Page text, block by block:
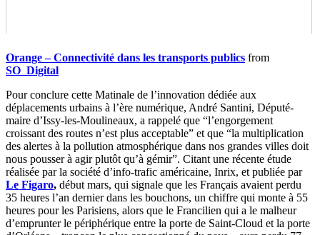
Orange – Connectivité dans les transports publics from
SO_Digital
Pour conclure cette Matinale de l’innovation dédiée aux
déplacements urbains à l’ère numérique, André Santini, Député-
maire d’Issy-les-Moulineaux, a rappelé que “l’engorgement
croissant des routes n’est plus acceptable” et que “la multiplication
des alertes à la pollution atmosphérique dans nos grandes villes doit
nous pousser à agir plutôt qu’à gémir”. Citant une récente étude
réalisée par la société d’info-trafic américaine, Inrix, et publiée par
Le Figaro, début mars, qui signale que les Français avaient perdu
35 heures l’an dernier dans les bouchons, un chiffre qui monte à 55
heures pour les Parisiens, alors que le Francilien qui a le malheur
d’emprunter le périphérique entre la porte de Saint-Cloud et la porte